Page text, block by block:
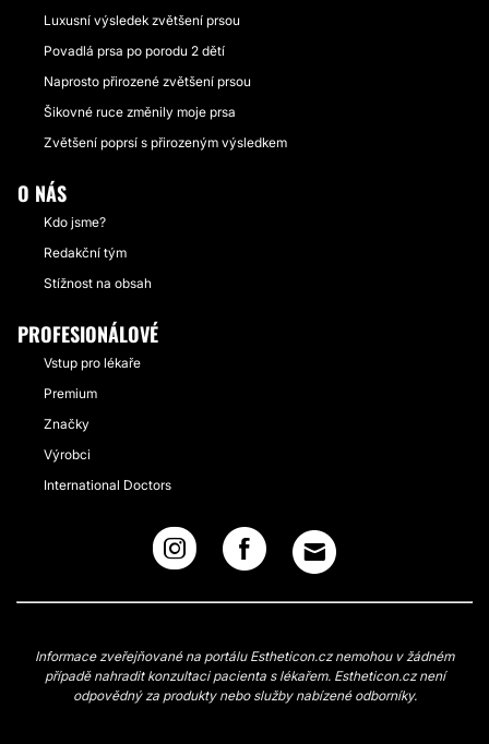
Luxusní výsledek zvětšení prsou
Povadlá prsa po porodu 2 dětí
Naprosto přirozené zvětšení prsou
Šikovné ruce změnily moje prsa
Zvětšení poprsí s přirozeným výsledkem
O NÁS
Kdo jsme?
Redakční tým
Stížnost na obsah
PROFESIONÁLOVÉ
Vstup pro lékaře
Premium
Značky
Výrobci
International Doctors
Informace zveřejňované na portálu Estheticon.cz nemohou v žádném
případě nahradit konzultaci pacienta s lékařem. Estheticon.cz není
odpovědný za produkty nebo služby nabízené odborníky.